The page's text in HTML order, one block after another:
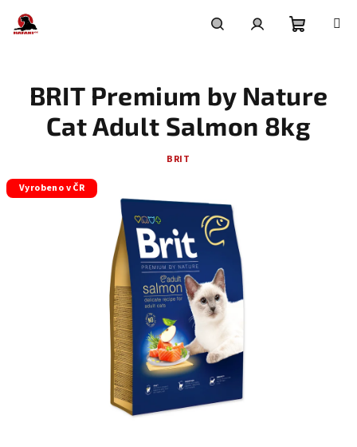
obsah
košík
BRIT Premium by Nature
Cat Adult Salmon 8kg
BRIT
Vyrobeno v ČR